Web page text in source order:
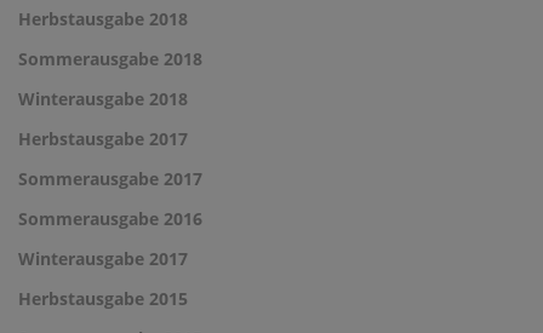
Herbstausgabe 2018
Sommerausgabe 2018
Winterausgabe 2018
Herbstausgabe 2017
Sommerausgabe 2017
Sommerausgabe 2016
Winterausgabe 2017
Herbstausgabe 2015